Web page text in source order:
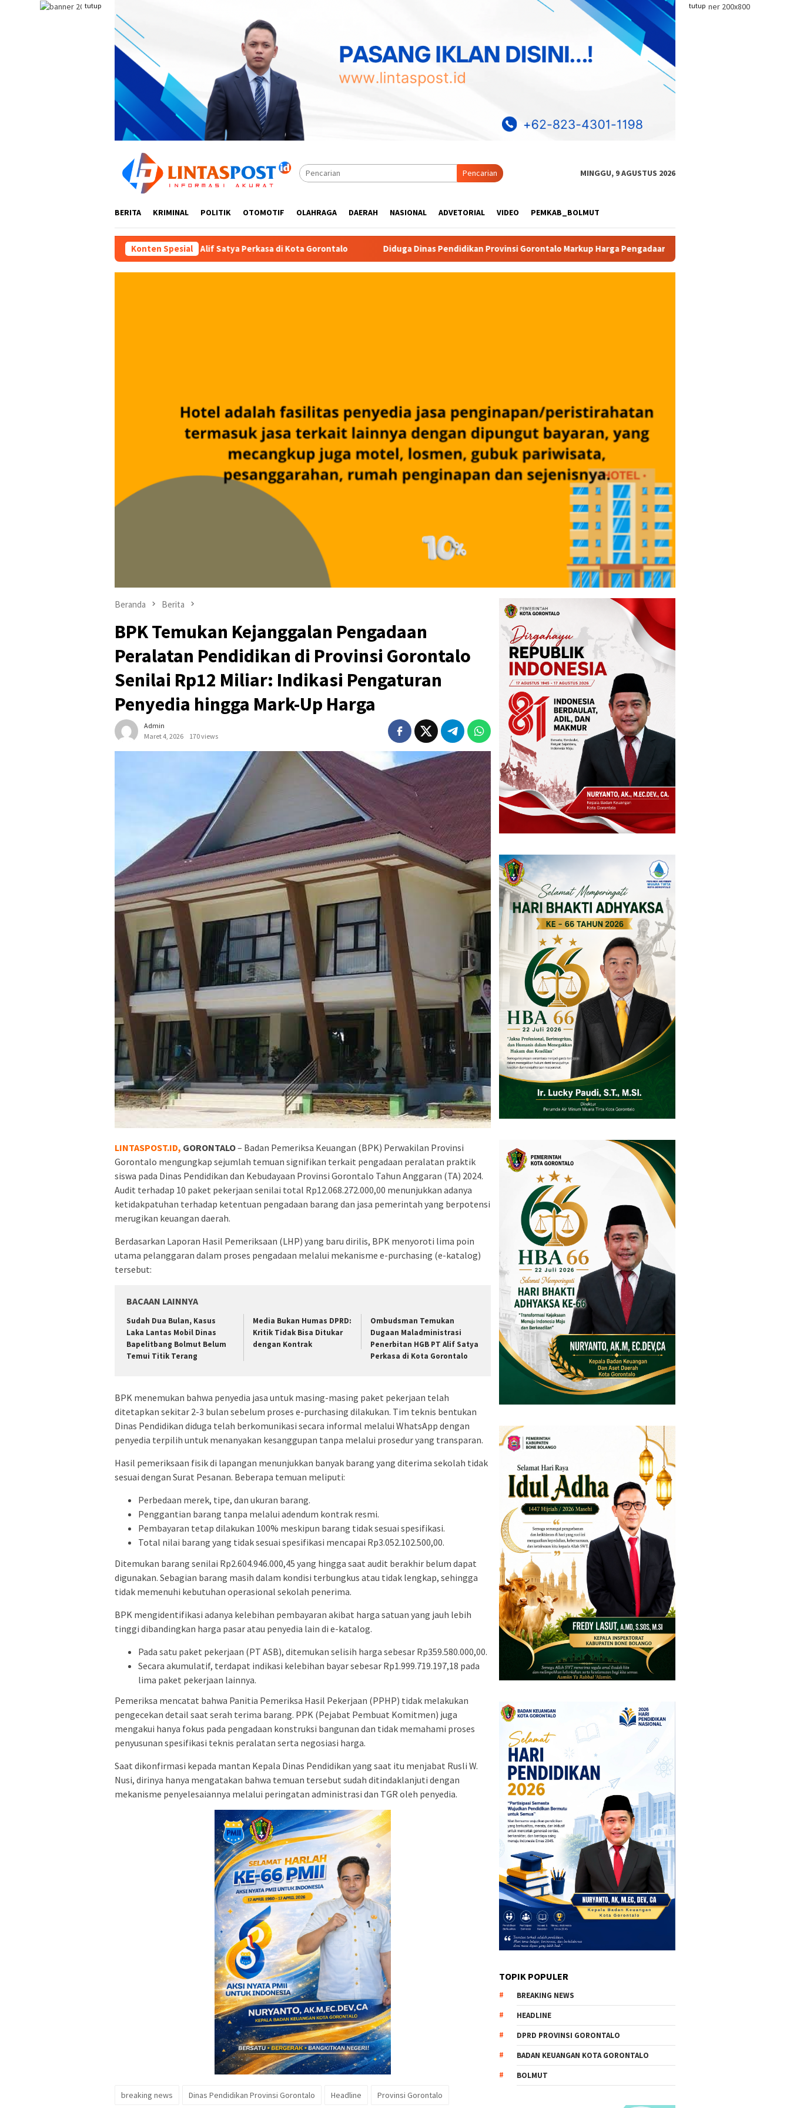
tutup tutup
Pencarian MINGGU, 9 AGUSTUS 2026
BERITA KRIMINAL POLITIK OTOMOTIF OLAHRAGA DAERAH NASIONAL ADVETORIAL VIDEO PEMKAB_BOLMUT
Konten Spesial
HGB PT Alif Satya Perkasa di Kota Gorontalo Diduga Dinas Pendidikan Provinsi Gorontalo Markup Harga Pengadaan Alat Studio Diduga Akan Perkuat Aktivitas PETI,
Beranda Berita
BPK Temukan Kejanggalan Pengadaan
Peralatan Pendidikan di Provinsi Gorontalo
Senilai Rp12 Miliar: Indikasi Pengaturan
Penyedia hingga Mark-Up Harga
Admin
Maret 4, 2026
170 views
LINTASPOST.ID, GORONTALO– Badan Pemeriksa Keuangan (BPK) Perwakilan Provinsi
Gorontalo mengungkap sejumlah temuan signifikan terkait pengadaan peralatan praktik
siswa pada Dinas Pendidikan dan Kebudayaan Provinsi Gorontalo Tahun Anggaran (TA) 2024.
Audit terhadap 10 paket pekerjaan senilai total Rp12.068.272.000,00 menunjukkan adanya
ketidakpatuhan terhadap ketentuan pengadaan barang dan jasa pemerintah yang berpotensi
merugikan keuangan daerah.
Berdasarkan Laporan Hasil Pemeriksaan (LHP) yang baru dirilis, BPK menyoroti lima poin
utama pelanggaran dalam proses pengadaan melalui mekanisme e-purchasing (e-katalog)
tersebut:
BACAAN LAINNYA
Sudah Dua Bulan, Kasus
Laka Lantas Mobil Dinas
Bapelitbang Bolmut Belum
Temui Titik Terang
Media Bukan Humas DPRD:
Kritik Tidak Bisa Ditukar
dengan Kontrak
Ombudsman Temukan
Dugaan Maladministrasi
Penerbitan HGB PT Alif Satya
Perkasa di Kota Gorontalo
BPK menemukan bahwa penyedia jasa untuk masing-masing paket pekerjaan telah
ditetapkan sekitar 2-3 bulan sebelum proses e-purchasing dilakukan. Tim teknis bentukan
Dinas Pendidikan diduga telah berkomunikasi secara informal melalui WhatsApp dengan
penyedia terpilih untuk menanyakan kesanggupan tanpa melalui prosedur yang transparan.
Hasil pemeriksaan fisik di lapangan menunjukkan banyak barang yang diterima sekolah tidak
sesuai dengan Surat Pesanan. Beberapa temuan meliputi:
Perbedaan merek, tipe, dan ukuran barang.
Penggantian barang tanpa melalui adendum kontrak resmi.
Pembayaran tetap dilakukan 100% meskipun barang tidak sesuai spesifikasi.
Total nilai barang yang tidak sesuai spesifikasi mencapai Rp3.052.102.500,00.
Ditemukan barang senilai Rp2.604.946.000,45 yang hingga saat audit berakhir belum dapat
digunakan. Sebagian barang masih dalam kondisi terbungkus atau tidak lengkap, sehingga
tidak memenuhi kebutuhan operasional sekolah penerima.
BPK mengidentifikasi adanya kelebihan pembayaran akibat harga satuan yang jauh lebih
tinggi dibandingkan harga pasar atau penyedia lain di e-katalog.
Pada satu paket pekerjaan (PT ASB), ditemukan selisih harga sebesar Rp359.580.000,00.
Secara akumulatif, terdapat indikasi kelebihan bayar sebesar Rp1.999.719.197,18 pada
lima paket pekerjaan lainnya.
Pemeriksa mencatat bahwa Panitia Pemeriksa Hasil Pekerjaan (PPHP) tidak melakukan
pengecekan detail saat serah terima barang. PPK (Pejabat Pembuat Komitmen) juga
mengakui hanya fokus pada pengadaan konstruksi bangunan dan tidak memahami proses
penyusunan spesifikasi teknis peralatan serta negosiasi harga.
Saat dikonfirmasi kepada mantan Kepala Dinas Pendidikan yang saat itu menjabat Rusli W.
Nusi, dirinya hanya mengatakan bahwa temuan tersebut sudah ditindaklanjuti dengan
mekanisme penyelesaiannya melalui peringatan administrasi dan TGR oleh penyedia.
breaking news Dinas Pendidikan Provinsi Gorontalo Headline Provinsi Gorontalo
TOPIK POPULER
BREAKING NEWS
HEADLINE
DPRD PROVINSI GORONTALO
BADAN KEUANGAN KOTA GORONTALO
BOLMUT